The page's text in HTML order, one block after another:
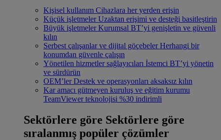
Kişisel kullanım Cihazlara her yerden erişin
Küçük işletmeler Uzaktan erişimi ve desteği basitleştirin
Büyük işletmeler Kurumsal BT’yi genişletin ve güvenli
kılın
Serbest çalışanlar ve dijital göçebeler Herhangi bir
konumdan güvenle çalışın
Yönetilen hizmetler sağlayıcıları İstemci BT’yi yönetin
ve sürdürün
OEM’ler Destek ve operasyonları aksaksız kılın
Kar amacı gütmeyen kuruluş ve eğitim kurumu
TeamViewer teknolojisi %30 indirimli
Sektörlere göre Sektörlere göre
sıralanmış popüler çözümler